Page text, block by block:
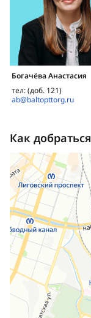
Богачёва Анастасия
тел: (доб. 121)
ab@baltopttorg.ru
Как добраться